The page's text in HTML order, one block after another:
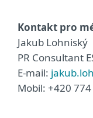
Kontakt pro
Jakub Lohniský
PR Consultant
E-mail:
Mobil: +420